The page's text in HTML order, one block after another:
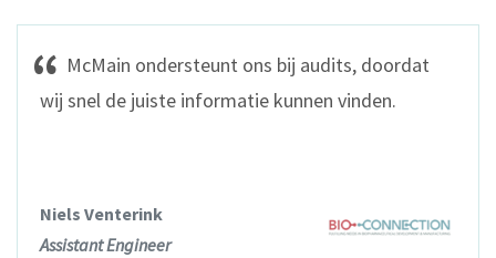
McMain ondersteunt ons bij audits, doordat
wij snel de juiste informatie kunnen vinden.
Niels Venterink
Assistant Engineer